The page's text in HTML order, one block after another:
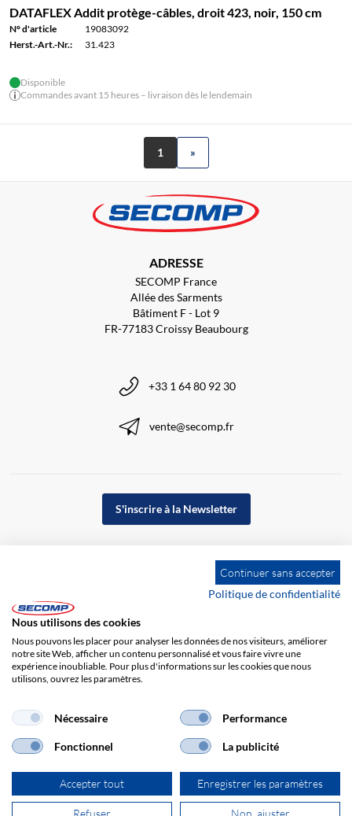
DATAFLEX Addit protège-câbles, droit 423, noir, 150 cm
N° d'article
19083092
Herst.-Art.-Nr.:
31.423
Disponible
Commandes avant 15 heures – livraison dès le lendemain
1 »
ADRESSE
SECOMP France
Allée des Sarments
Bâtiment F - Lot 9
FR-77183 Croissy Beaubourg
+33 1 64 80 92 30
vente@secomp.fr
S'inscrire à la Newsletter
Impression Responsabilité
Continuer sans accepter
Politique de confidentialité
Nous utilisons des cookies
Nous pouvons les placer pour analyser les données de nos visiteurs, améliorer
notre site Web, afficher un contenu personnalisé et vous faire vivre une
expérience inoubliable. Pour plus d'informations sur les cookies que nous
utilisons, ouvrez les paramètres.
Nécessaire Performance
Fonctionnel La publicité
Accepter tout Enregistrer les paramètres
Refuser Non, ajuster